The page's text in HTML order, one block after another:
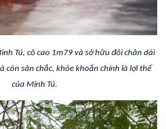
Tú, cô cao 1m79 và sở hữu đôi chân dài
còn săn chắc, khỏe khoắn chính là lợi thế
của Minh Tú.